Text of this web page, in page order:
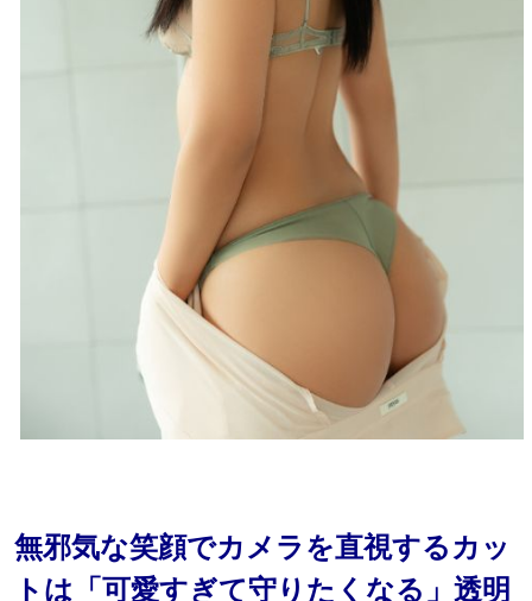
無邪気な笑顔でカメラを直視するカッ
トは「可愛すぎて守りたくなる」透明